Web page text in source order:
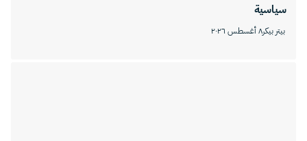
سياسية
بيتر بيكر٨ أغسطس ٢٠٢٦